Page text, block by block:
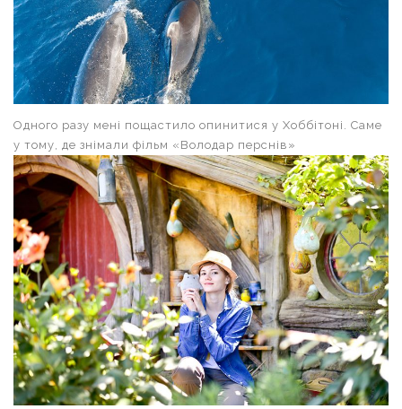
Одного разу мені пощастило опинитися у Хоббітоні. Саме
у тому, де знімали фільм «Володар перснів»